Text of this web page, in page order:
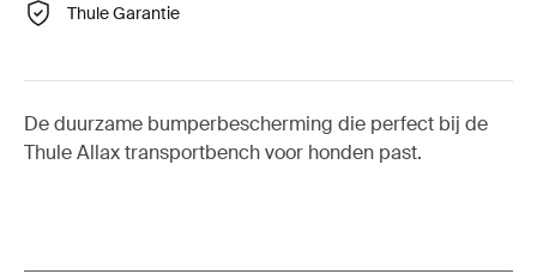
Thule Garantie
De duurzame bumperbescherming die perfect bij de
Thule Allax transportbench voor honden past.